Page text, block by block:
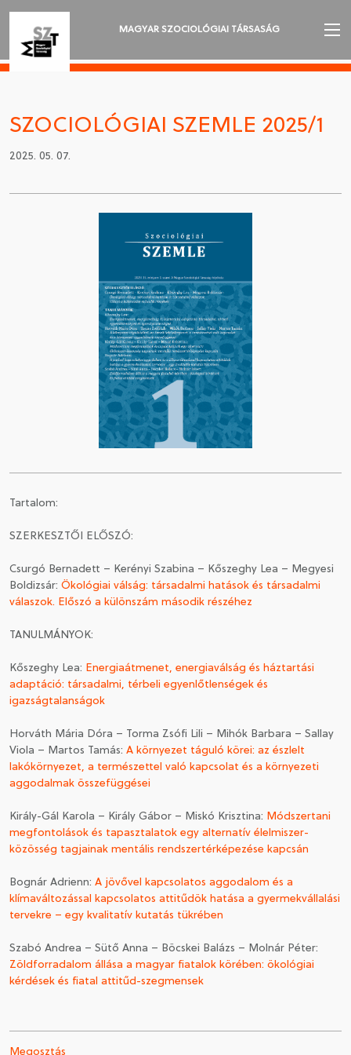
MAGYAR SZOCIOLÓGIAI TÁRSASÁG
AKTUALITÁSOK
VÁNDORGYŰLÉSEK
NYELVVÁLASZTÁS
CSATLAKOZÁS A TÁRSASÁGHOZ / MEGÚJÍTOM A
SZOCIOLÓGIAI SZEMLE 2025/1
2025. 05. 07.
Tartalom:
SZERKESZTŐI ELŐSZÓ:
Csurgó Bernadett – Kerényi Szabina – Kőszeghy Lea – Megyesi
Boldizsár: Ökológiai válság: társadalmi hatások és társadalmi
válaszok. Előszó a különszám második részéhez
TANULMÁNYOK:
Kőszeghy Lea: Energiaátmenet, energiaválság és háztartási
adaptáció: társadalmi, térbeli egyenlőtlenségek és
igazságtalanságok
Horváth Mária Dóra – Torma Zsófi Lili – Mihók Barbara – Sallay
Viola – Martos Tamás: A környezet táguló körei: az észlelt
lakókörnyezet, a természettel való kapcsolat és a környezeti
aggodalmak összefüggései
Király-Gál Karola – Király Gábor – Miskó Krisztina: Módszertani
megfontolások és tapasztalatok egy alternatív élelmiszer-
közösség tagjainak mentális rendszertérképezése kapcsán
Bognár Adrienn: A jövővel kapcsolatos aggodalom és a
klímaváltozással kapcsolatos attitűdök hatása a gyermekvállalási
tervekre – egy kvalitatív kutatás tükrében
Szabó Andrea – Sütő Anna – Böcskei Balázs – Molnár Péter:
Zöldforradalom állása a magyar fiatalok körében: ökológiai
kérdések és fiatal attitűd-szegmensek
Megosztás